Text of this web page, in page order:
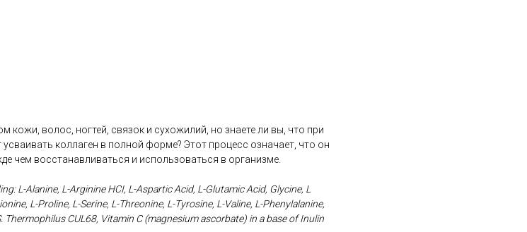
кожи, волос, ногтей, связок и сухожилий, но знаете ли вы, что при
коллаген в полной форме? Этот процесс означает, что он
чем восстанавливаться и использоваться в организме.
L-Alanine, L-Arginine HCI, L-Aspartic Acid, L-Glutamic Acid, Glycine, L
L-Proline, L-Serine, L-Threonine, L-Tyrosine, L-Valine, L-Phenylalanine,
CUL68, Vitamin C (magnesium ascorbate) in a base of Inulin